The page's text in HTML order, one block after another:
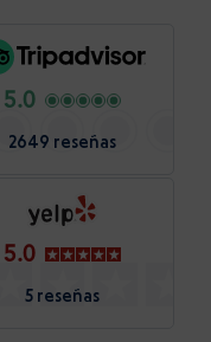
5.0
2649 reseñas
5.0
5 reseñas